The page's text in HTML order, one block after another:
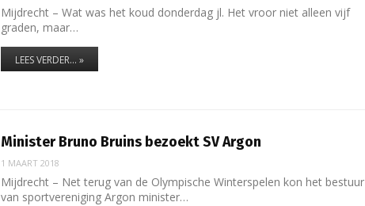
Mijdrecht – Wat was het koud donderdag jl. Het vroor niet alleen vijf
graden, maar…
LEES VERDER... »
Minister Bruno Bruins bezoekt SV Argon
1 MAART 2018
Mijdrecht – Net terug van de Olympische Winterspelen kon het bestuur
van sportvereniging Argon minister…